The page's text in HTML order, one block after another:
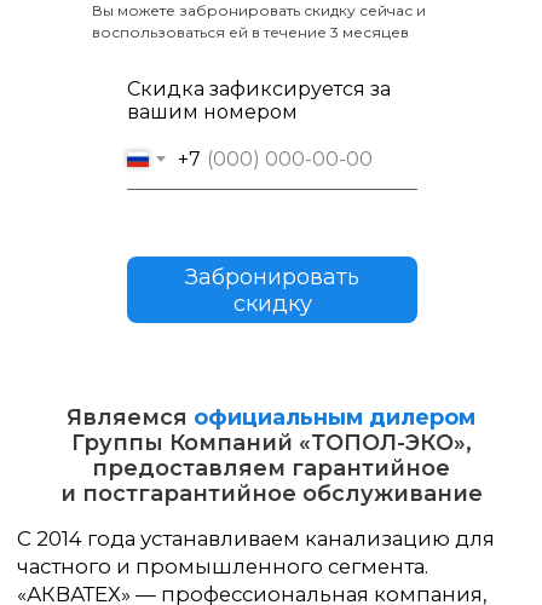
Вы можете забронировать скидку сейчас и
воспользоваться ей в течение 3 месяцев
Скидка зафиксируется за
вашим номером
+7
Забронировать
скидку
Являемся официальным дилером
Группы Компаний «ТОПОЛ-ЭКО»,
предоставляем гарантийное
и постгарантийное обслуживание
Заказать звонок